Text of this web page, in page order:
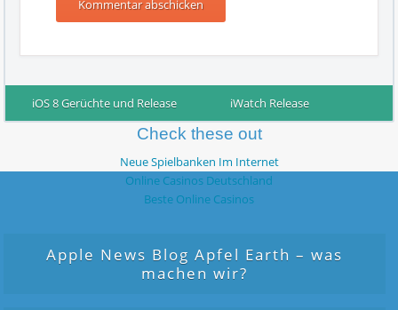
iOS 8 Gerüchte und Release iWatch Release
iPhone 6 News
iOS
Check these out
Neue Spielbanken Im Internet
Online Casinos Deutschland
Beste Online Casinos
Apple News Blog Apfel Earth – was
machen wir?